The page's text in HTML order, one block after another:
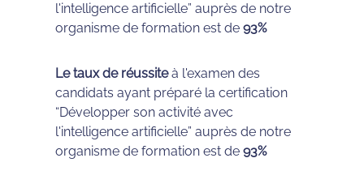
l'intelligence artificielle” auprès de notre
organisme de formation est de 93%
Le taux de réussiteà l'examen des
candidats ayant préparé la certification
“Développer son activité avec
l'intelligence artificielle” auprès de notre
organisme de formation est de 93%